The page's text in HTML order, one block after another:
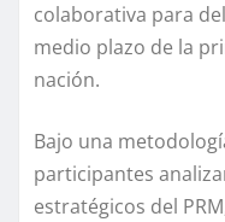
colaborativa para
medio plazo de la
nación.
Bajo una
participantes
estratégicos del